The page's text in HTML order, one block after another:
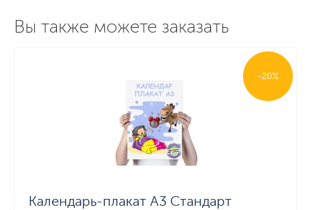
Вы также можете заказать
-20%
Календарь-плакат А3 Стандарт